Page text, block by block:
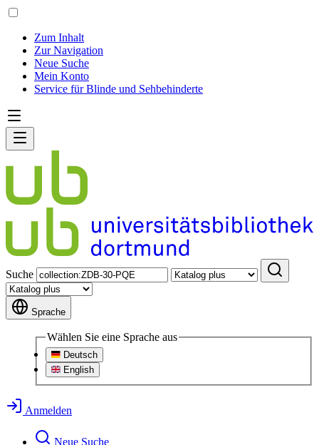
Zum Inhalt
Zur Navigation
Neue Suche
Mein Konto
Service für Blinde und Sehbehinderte
Suche
Sprache
Wählen Sie eine Sprache aus
Deutsch
English
Anmelden
Neue Suche